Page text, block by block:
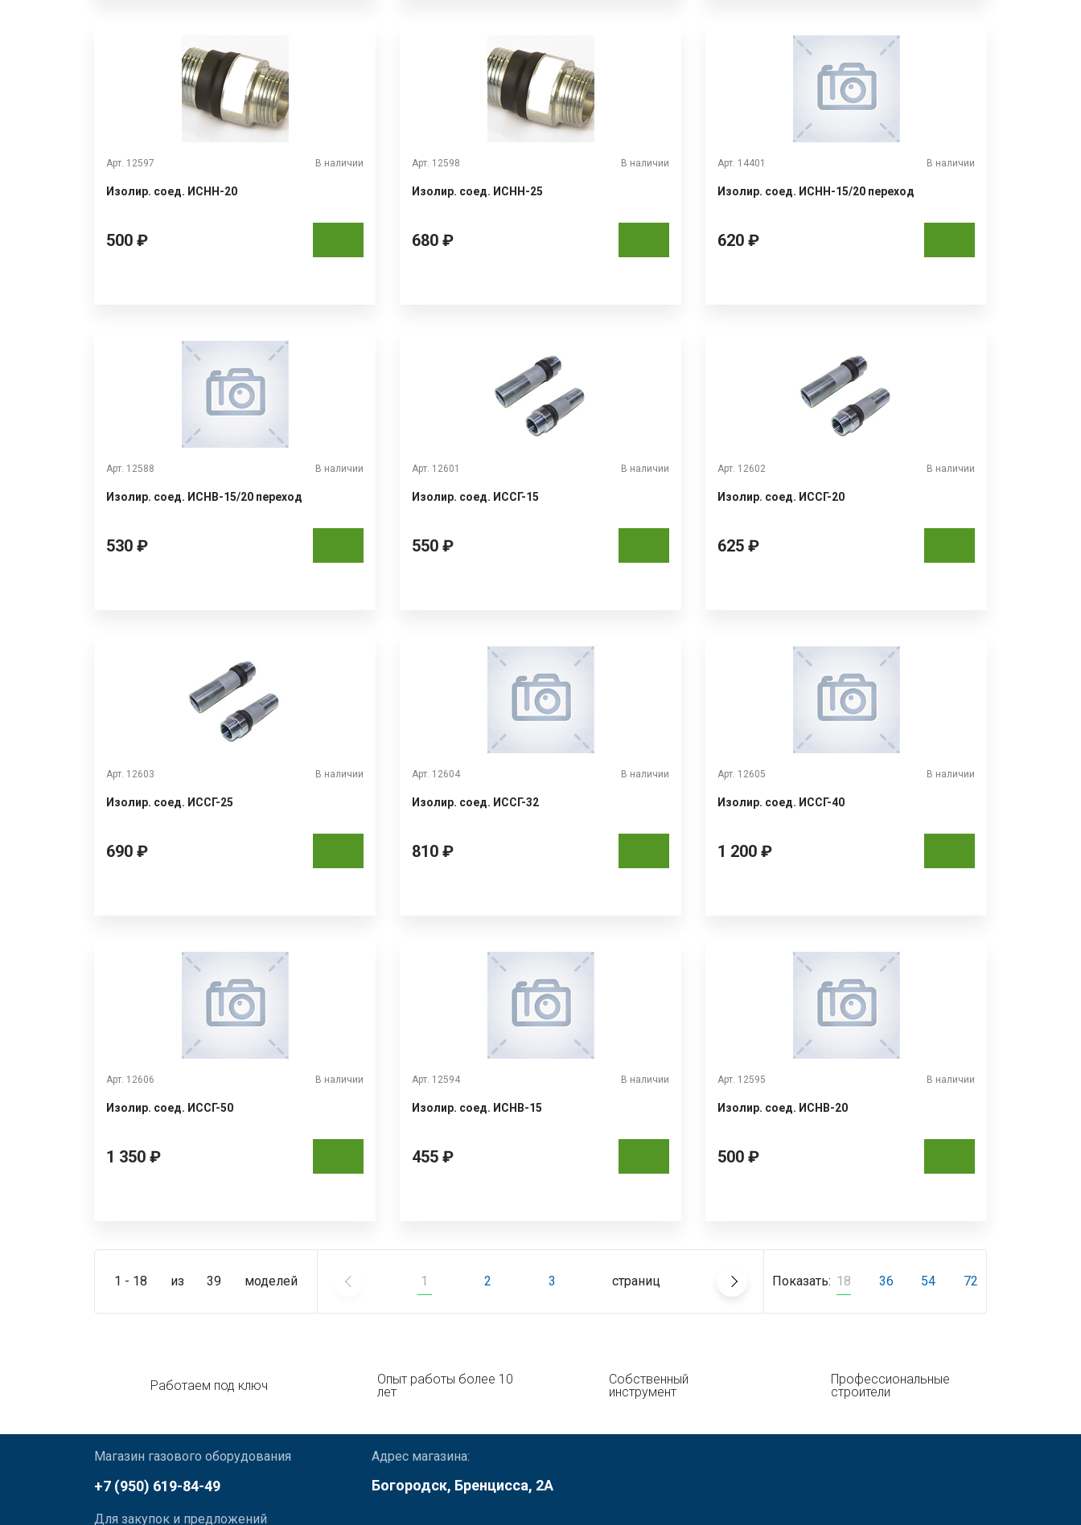
Арт. 12597 В наличии
Изолир. соед. ИСНН-20
500 ₽
Арт. 12598 В наличии
Изолир. соед. ИСНН-25
680 ₽
Арт. 14401 В наличии
Изолир. соед. ИСНН-15/20 переход
620 ₽
Арт. 12588 В наличии
Изолир. соед. ИСНВ-15/20 переход
530 ₽
Арт. 12601 В наличии
Изолир. соед. ИССГ-15
550 ₽
Арт. 12602 В наличии
Изолир. соед. ИССГ-20
625 ₽
Арт. 12603 В наличии
Изолир. соед. ИССГ-25
690 ₽
Арт. 12604 В наличии
Изолир. соед. ИССГ-32
810 ₽
Арт. 12605 В наличии
Изолир. соед. ИССГ-40
1 200 ₽
Арт. 12606 В наличии
Изолир. соед. ИССГ-50
1 350 ₽
Арт. 12594 В наличии
Изолир. соед. ИСНВ-15
455 ₽
Арт. 12595 В наличии
Изолир. соед. ИСНВ-20
500 ₽
1 - 18 из 39 моделей Показать: 18 36 54 72
1 2 3 страниц
Работаем под ключ
Опыт работы более 10
лет
Собственный
инструмент
Профессиональные
строители
Магазин газового оборудования
+7 (950) 619-84-49
Для закупок и предложений
Адрес магазина:
Богородск, Бренцисса, 2А